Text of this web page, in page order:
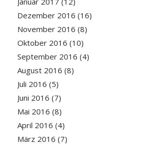
Dezember 2016 (16)
November 2016 (8)
Oktober 2016 (10)
September 2016 (4)
August 2016 (8)
Juli 2016 (5)
Juni 2016 (7)
Mai 2016 (8)
April 2016 (4)
März 2016 (7)